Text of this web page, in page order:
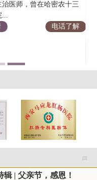
医师，曾在哈密农十三
...
电话了解
辑 | 父亲节，感恩！